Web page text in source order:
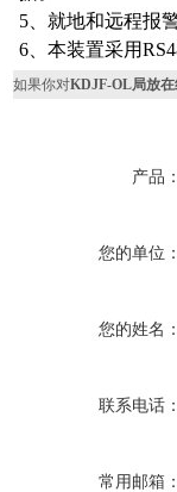
5、就地和远程报
6、本装置采用
如果你对KDJF-OL局放
产品
您的单位
您的姓名
联系电话
常用邮箱